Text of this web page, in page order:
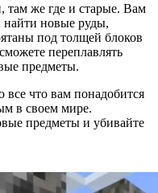
там же где и старые. Вам
найти новые руды,
под толщей блоков
переплавлять
предметы.
что вам понадобится
в своем мире.
предметы и убивайте